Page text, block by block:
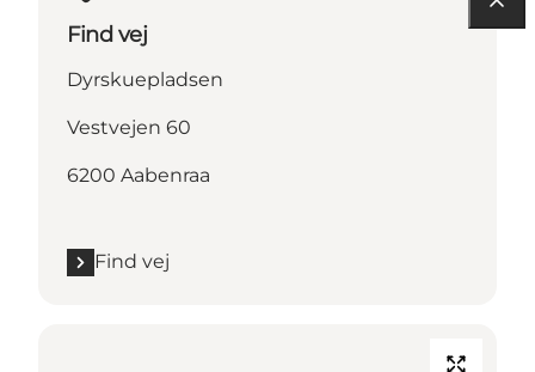
Find vej
Dyrskuepladsen
Vestvejen 60
6200 Aabenraa
Find vej